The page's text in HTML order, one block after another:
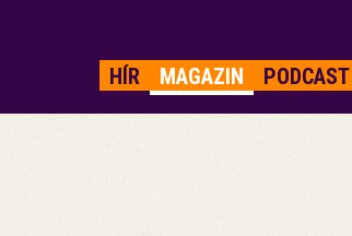
HÍR MAGAZIN PODCAST